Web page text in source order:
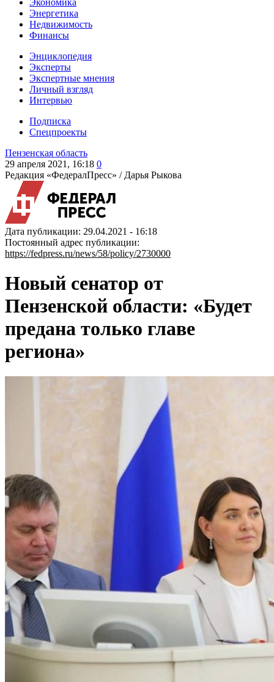
Экономика
Энергетика
Недвижимость
Финансы
Энциклопедия
Эксперты
Экспертные мнения
Личный взгляд
Интервью
Подписка
Спецпроекты
Пензенская область
29 апреля 2021, 16:18 0
Редакция «ФедералПресс» / Дарья Рыкова
Дата публикации: 29.04.2021 - 16:18
Постоянный адрес публикации:
https://fedpress.ru/news/58/policy/2730000
Новый сенатор от
Пензенской области: «Будет
предана только главе
региона»